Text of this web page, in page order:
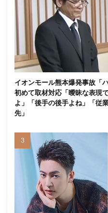
イオンモール熊本爆発事故「
初めて取材対応「曖昧な表現
よ」「後手の後手よね」「従
先」